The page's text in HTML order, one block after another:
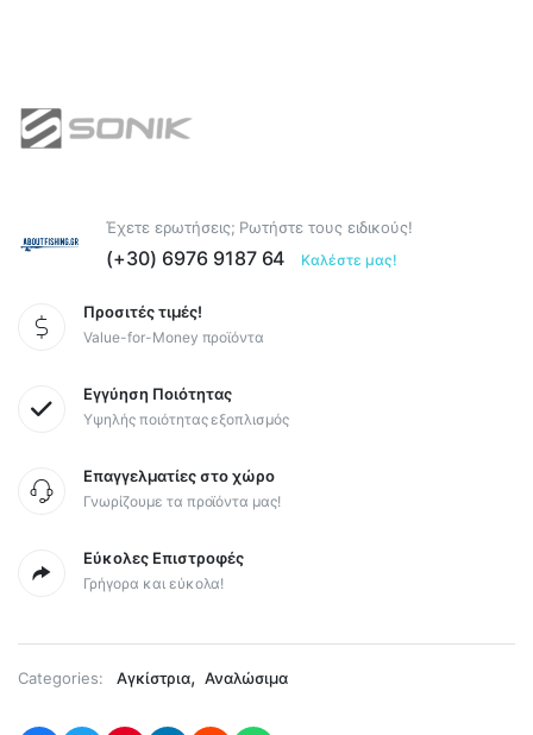
Έχετε ερωτήσεις; Ρωτήστε τους ειδικούς!
(+30) 6976 9187 64 Καλέστε μας!
Προσιτές τιμές!
Value-for-Money προϊόντα
Εγγύηση Ποιότητας
Υψηλής ποιότητας εξοπλισμός
Επαγγελματίες στο χώρο
Γνωρίζουμε τα προϊόντα μας!
Εύκολες Επιστροφές
Γρήγορα και εύκολα!
Categories: Αγκίστρια, Αναλώσιμα